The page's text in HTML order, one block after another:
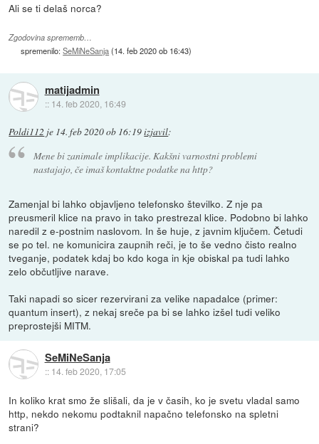
Ali se ti delaš norca?
Zgodovina sprememb…
spremenilo:SeMiNeSanja(14. feb 2020 ob 16:43)
matijadmin
:: 14. feb 2020, 16:49
Poldi112 je 14. feb 2020 ob 16:19izjavil:
Mene bi zanimale implikacije. Kakšni varnostni problemi
nastajajo, če imaš kontaktne podatke na http?
Zamenjal bi lahko objavljeno telefonsko številko. Z nje pa
preusmeril klice na pravo in tako prestrezal klice. Podobno bi lahko
naredil z e-postnim naslovom. In še huje, z javnim ključem. Četudi
se po tel. ne komunicira zaupnih reči, je to še vedno čisto realno
tveganje, podatek kdaj bo kdo koga in kje obiskal pa tudi lahko
zelo občutljive narave.
Taki napadi so sicer rezervirani za velike napadalce (primer:
quantum insert), z nekaj sreče pa bi se lahko izšel tudi veliko
preprostejši MITM.
SeMiNeSanja
:: 14. feb 2020, 17:05
In koliko krat smo že slišali, da je v časih, ko je svetu vladal samo
http, nekdo nekomu podtaknil napačno telefonsko na spletni
strani?